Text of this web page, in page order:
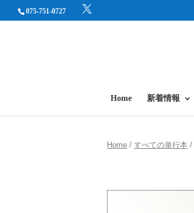
075-751-0727
Home 新着情報
Home / すべての単行本 /